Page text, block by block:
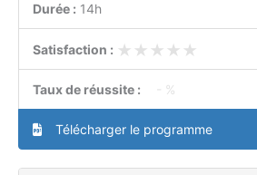
Durée : 14h
Satisfaction : ★★★★★
★★★★★
Taux de réussite : - %
Télécharger le programme